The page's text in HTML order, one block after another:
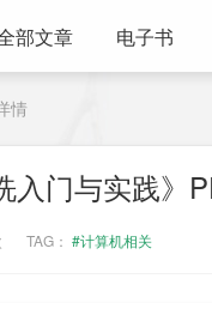
部文章 电子书
情
入门与实践》
TAG： #计算机相关